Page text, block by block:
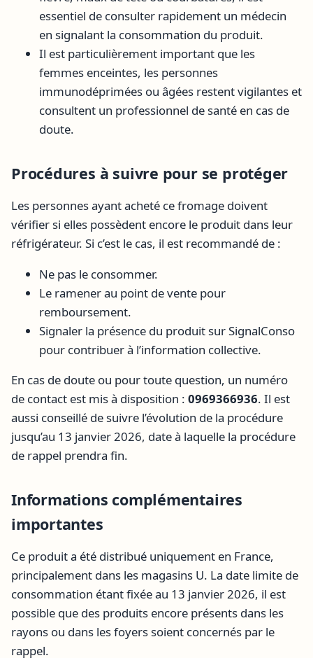
essentiel de consulter rapidement un médecin
en signalant la consommation du produit.
Il est particulièrement important que les
femmes enceintes, les personnes
immunodéprimées ou âgées restent vigilantes et
consultent un professionnel de santé en cas de
doute.
Procédures à suivre pour se protéger
Les personnes ayant acheté ce fromage doivent
vérifier si elles possèdent encore le produit dans leur
réfrigérateur. Si c’est le cas, il est recommandé de :
Ne pas le consommer.
Le ramener au point de vente pour
remboursement.
Signaler la présence du produit sur SignalConso
pour contribuer à l’information collective.
En cas de doute ou pour toute question, un numéro
de contact est mis à disposition : 0969366936. Il est
aussi conseillé de suivre l’évolution de la procédure
jusqu’au 13 janvier 2026, date à laquelle la procédure
de rappel prendra fin.
Informations complémentaires
importantes
Ce produit a été distribué uniquement en France,
principalement dans les magasins U. La date limite de
consommation étant fixée au 13 janvier 2026, il est
possible que des produits encore présents dans les
rayons ou dans les foyers soient concernés par le
rappel.